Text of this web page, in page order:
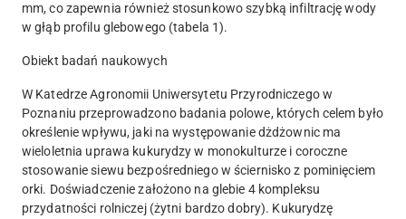
mm, co zapewnia również stosunkowo szybką infiltrację wody
w głąb profilu glebowego (tabela 1).
Obiekt badań naukowych
W Katedrze Agronomii Uniwersytetu Przyrodniczego w
Poznaniu przeprowadzono badania polowe, których celem było
określenie wpływu, jaki na występowanie dżdżownic ma
wieloletnia uprawa kukurydzy w monokulturze i coroczne
stosowanie siewu bezpośredniego w ściernisko z pominięciem
orki. Doświadczenie założono na glebie 4 kompleksu
przydatności rolniczej (żytni bardzo dobry). Kukurydzę